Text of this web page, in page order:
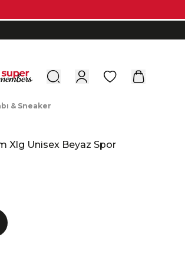
0
& Sneaker
Xlg Unisex Beyaz Spor